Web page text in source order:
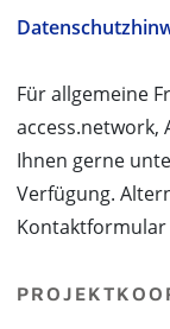
Für allgemeine
access.network,
Ihnen gerne
Verfügung.
Kontaktformular